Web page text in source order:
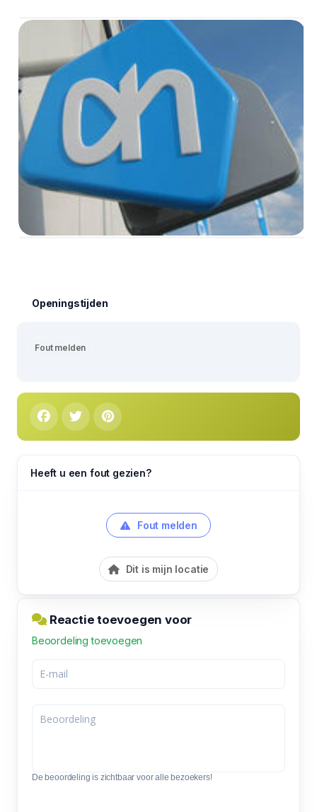
Openingstijden
Fout melden
Heeft u een fout gezien?
Fout melden
Dit is mijn locatie
Reactie toevoegen voor
Beoordeling toevoegen
De beoordeling is zichtbaar voor alle bezoekers!